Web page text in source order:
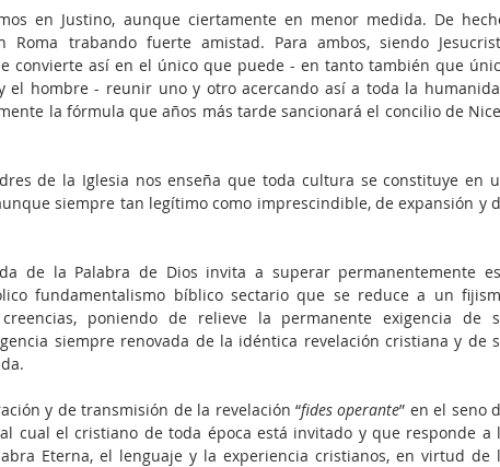
en Justino, aunque ciertamente en menor medida. De
Roma trabando fuerte amistad. Para ambos, siendo
convierte así en el único que puede - en tanto también que
el hombre - reunir uno y otro acercando así a toda la
la fórmula que años más tarde sancionará el concilio de
de la Iglesia nos enseña que toda cultura se constituye en
siempre tan legítimo como imprescindible, de expansión y
de la Palabra de Dios invita a superar permanentemente
fundamentalismo bíblico sectario que se reduce a un
poniendo de relieve la permanente exigencia de
siempre renovada de la idéntica revelación cristiana y de
y de transmisión de la revelación “fides operante” en el seno
cual el cristiano de toda época está invitado y que responde a
Eterna, el lenguaje y la experiencia cristianos, en virtud de